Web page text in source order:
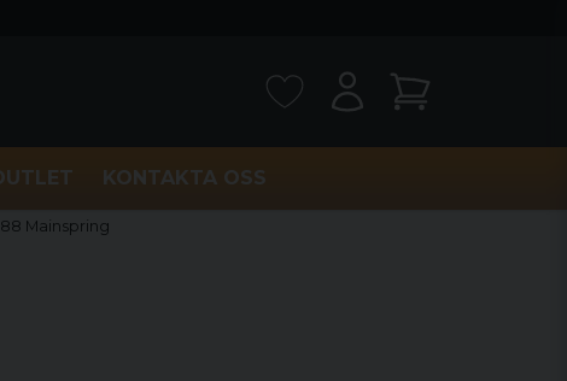
KONTAKTA OSS
Mainspring